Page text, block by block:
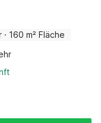
· 160 m² Fläche